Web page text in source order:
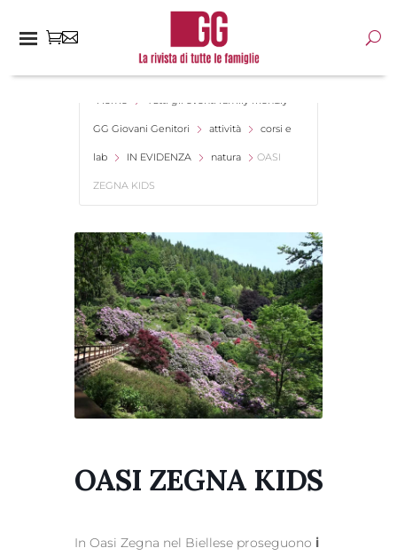
Home Tutti gli eventi family friendly -
GG Giovani Genitori attività corsi e
lab IN EVIDENZA natura OASI
ZEGNA KIDS
OASI ZEGNA KIDS
In Oasi Zegna nel Biellese proseguono i